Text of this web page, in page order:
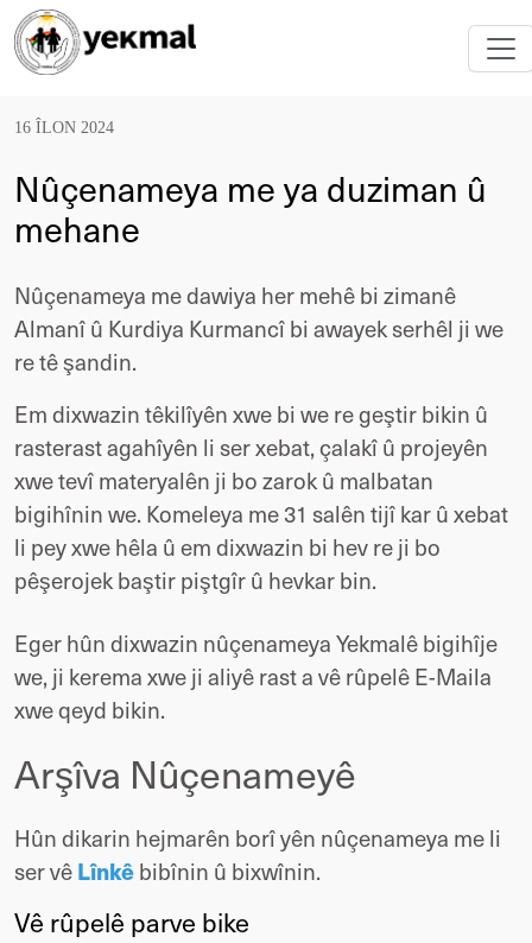
16 ÎLON 2024
Nûçenameya me ya duziman û
mehane
Nûçenameya me dawiya her mehê bi zimanê
Almanî û Kurdiya Kurmancî bi awayek serhêl ji we
re tê şandin.
Em dixwazin têkilîyên xwe bi we re geştir bikin û
rasterast agahîyên li ser xebat, çalakî û projeyên
xwe tevî materyalên ji bo zarok û malbatan
bigihînin we. Komeleya me 31 salên tijî kar û xebat
li pey xwe hêla û em dixwazin bi hev re ji bo
pêşerojek baştir piştgîr û hevkar bin.
Eger hûn dixwazin nûçenameya Yekmalê bigihîje
we, ji kerema xwe ji aliyê rast a vê rûpelê E-Maila
xwe qeyd bikin.
Arşîva Nûçenameyê
Hûn dikarin hejmarên borî yên nûçenameya me li
ser vêLînkêbibînin û bixwînin.
Vê rûpelê parve bike